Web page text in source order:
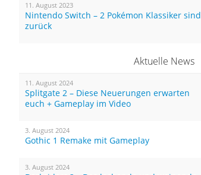
11. August 2023
Nintendo Switch – 2 Pokémon Klassiker sind
zurück
Aktuelle News
11. August 2024
Splitgate 2 – Diese Neuerungen erwarten
euch + Gameplay im Video
3. August 2024
Gothic 1 Remake mit Gameplay
3. August 2024